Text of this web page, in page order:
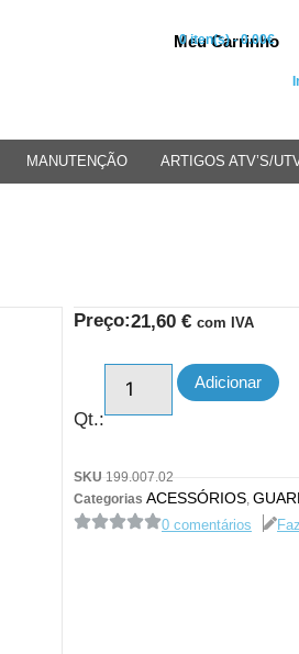
Meu Carrinho
0 iten(s) - 0.00€
MANUTENÇÃO ARTIGOS ATV’S/
Preço:21,60 € com IVA
Qt.:
Adicionar
SKU 199.007.02
Categorias ACESSÓRIOS
0 comentários